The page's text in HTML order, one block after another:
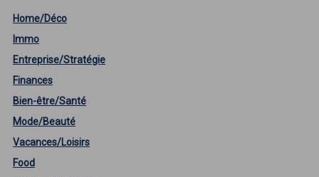
Home/Déco
Immo
Entreprise/Stratégie
Finances
Bien-être/Santé
Mode/Beauté
Vacances/Loisirs
Food